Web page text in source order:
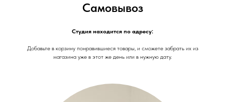
Самовывоз
Студия находится по адресу:
Добавьте в корзину понравившиеся товары, и сможете забрать их из
магазина уже в этот же день или в нужную дату.